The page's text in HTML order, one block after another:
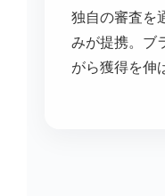
独自の審査を
みが提携。ブ
がら獲得を伸